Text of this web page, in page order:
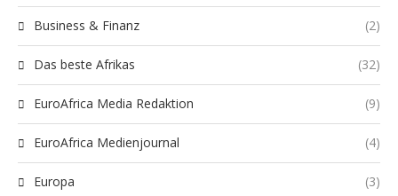
Business & Finanz (2)
Das beste Afrikas (32)
EuroAfrica Media Redaktion (9)
EuroAfrica Medienjournal (4)
Europa (3)